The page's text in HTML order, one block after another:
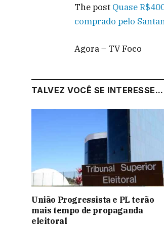
The post Quase
comprado pelo
Agora – TV Foco
TALVEZ VOCÊ SE INTERESSE...
União Progressista e PL terão
mais tempo de propaganda
eleitoral